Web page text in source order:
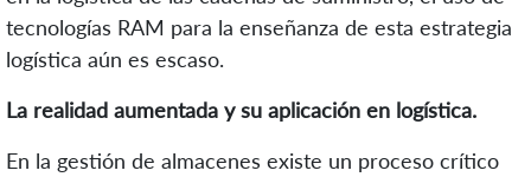
tecnologías RAM para la enseñanza de esta estrategia
logística aún es escaso.
La realidad aumentada y su aplicación en logística.
En la gestión de almacenes existe un proceso crítico